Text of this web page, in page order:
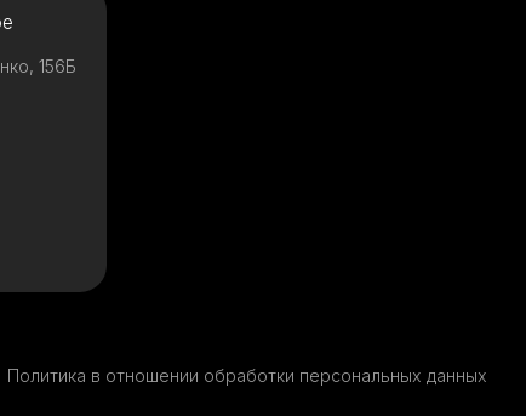
156Б
Политика в отношении обработки персональных данных